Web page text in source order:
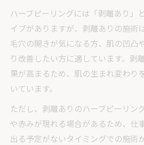
ハーブピーリングには「剥離あり」
イプがありますが、剥離ありの施術
毛穴の開きが気になる方、肌の凹凸
り改善したい方に適しています。剥
果が高まるため、肌の生まれ変わり
いています。
ただし、剥離ありのハーブピーリン
や赤みが現れる場合があるため、仕
出る予定がないタイミングでの施術